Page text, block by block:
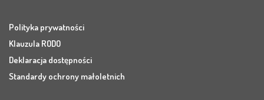
Polityka prywatności
Klauzula RODO
Deklaracja dostępności
Standardy ochrony małoletnich